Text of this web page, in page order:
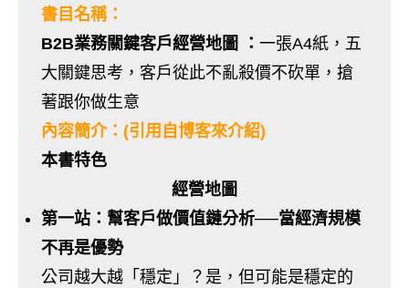
書目名稱：
B2B業務關鍵客戶經營地圖 ： 一張A4紙，五
大關鍵思考，客戶從此不亂殺價不砍單，搶
著跟你做生意
內容簡介：(引用自博客來介紹)
本書特色
經營地圖
第一站：幫客戶做價值鏈分析──當經濟規模
不再是優勢
公司越大越「穩定」？是，但可能是穩定的